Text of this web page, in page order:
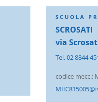
SCUOLA
SCROSATI
via
Tel. 02 8844
codice mecc.: